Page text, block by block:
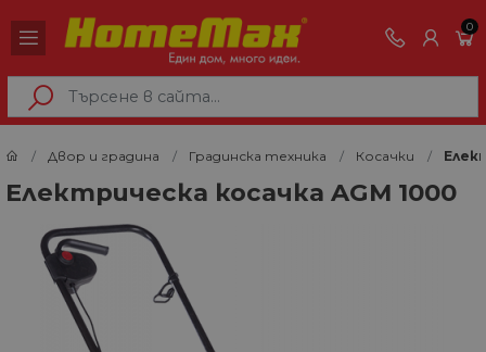
0
Двор и градина Градинска техника Косачки
Електрическа косачка AGM 1000